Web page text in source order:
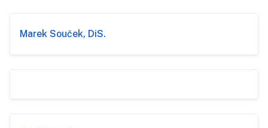
Marek Souček, DiS.